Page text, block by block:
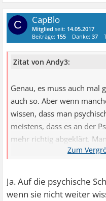
C CapBlo
Mitglied seit: 14.05.2017
Beiträge: 155 Danke:37
Zitat von Andy3:
Genau, es muss auch mal
auch so. Aber wenn
wissen, dass man
meistens, dass es an der
mehr richtig abgeklärt.
hartnäckig sein und
Ja. Auf die psychische
wenn sie nicht weiter